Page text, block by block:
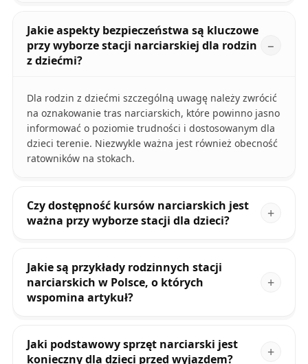
Jakie aspekty bezpieczeństwa są kluczowe
przy wyborze stacji narciarskiej dla rodzin
z dziećmi?
Dla rodzin z dziećmi szczególną uwagę należy zwrócić
na oznakowanie tras narciarskich, które powinno jasno
informować o poziomie trudności i dostosowanym dla
dzieci terenie. Niezwykle ważna jest również obecność
ratowników na stokach.
Czy dostępność kursów narciarskich jest
ważna przy wyborze stacji dla dzieci?
Jakie są przykłady rodzinnych stacji
narciarskich w Polsce, o których
wspomina artykuł?
Jaki podstawowy sprzęt narciarski jest
konieczny dla dzieci przed wyjazdem?